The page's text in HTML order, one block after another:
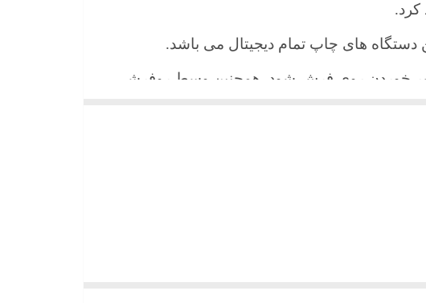
دستگاه های چاپ تمام دیجیتال می باشد.
خوردن روی فرش شود. همچنین وسط روفرشی
کننده میباشد)